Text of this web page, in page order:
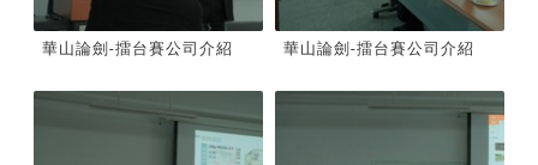
華山論劍-擂台賽公司介紹 華山論劍-擂台賽公司介紹